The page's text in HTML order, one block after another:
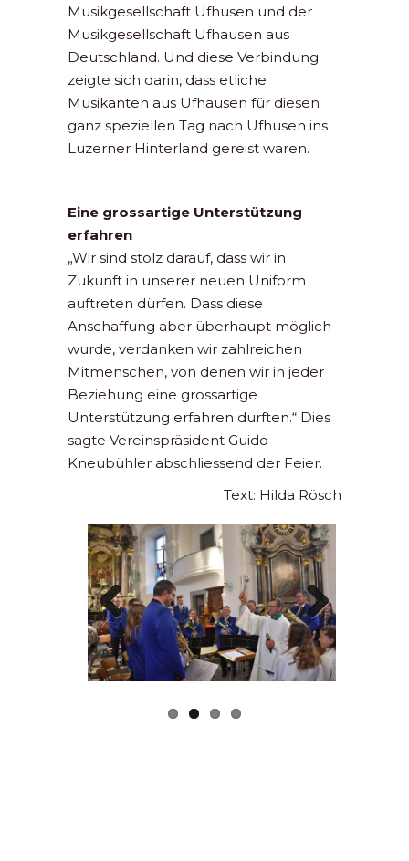
Musikgesellschaft Ufhusen und der
Musikgesellschaft Ufhausen aus
Deutschland. Und diese Verbindung
zeigte sich darin, dass etliche
Musikanten aus Ufhausen für diesen
ganz speziellen Tag nach Ufhusen ins
Luzerner Hinterland gereist waren.
Eine grossartige Unterstützung
erfahren
„Wir sind stolz darauf, dass wir in
Zukunft in unserer neuen Uniform
auftreten dürfen. Dass diese
Anschaffung aber überhaupt möglich
wurde, verdanken wir zahlreichen
Mitmenschen, von denen wir in jeder
Beziehung eine grossartige
Unterstützung erfahren durften.“ Dies
sagte Vereinspräsident Guido
Kneubühler abschliessend der Feier.
Text: Hilda Rösch
Previous Next